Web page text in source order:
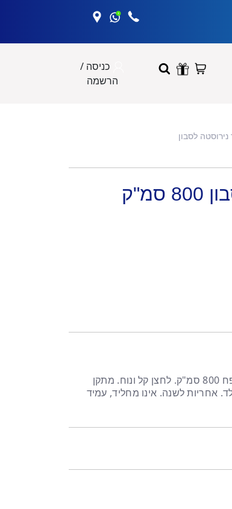
כניסה /
הרשמה
לסבון
דיספנסר נירוסטה לסבון נתלה על קיר, נפח 800 סמ"ק. לחצן קל ונוח. מתקן
נירוסטה אל חלד. אחריות לשנה. אינו מחליד, עמיד